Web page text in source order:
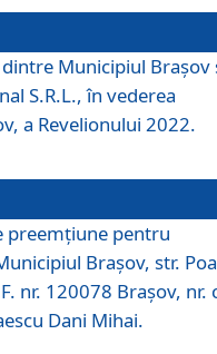
Municipiul Brașov
S.R.L., în vederea
a Revelionului 2022.
preemţiune pentru
Braşov, str.
nr. 120078 Brașov, nr.
Dani Mihai.